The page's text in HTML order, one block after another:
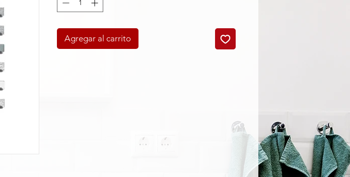
Agregar al carrito